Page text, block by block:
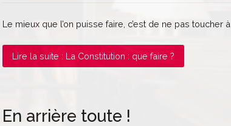
Le mieux que l’on puisse faire, c’est de ne pas toucher
Lire la suite : La Constitution : que faire ?
En arrière toute !